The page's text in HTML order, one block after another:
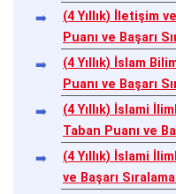
(4 Yıllık) İletişim
Puanı ve Başarı
(4 Yıllık) İslam
Puanı ve Başarı
(4 Yıllık) İslami
Taban Puanı ve
(4 Yıllık) İslami
ve Başarı